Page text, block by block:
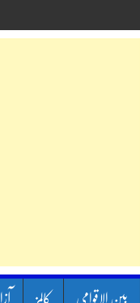
بین الاقوامی کالمز